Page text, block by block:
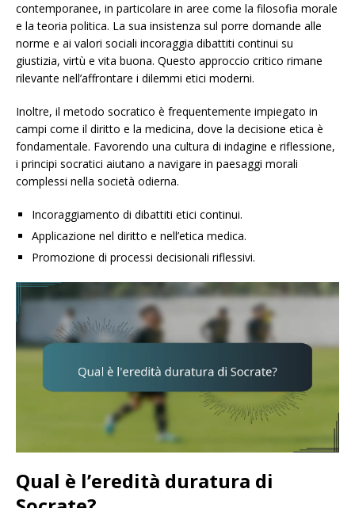
contemporanee, in particolare in aree come la filosofia morale
e la teoria politica. La sua insistenza sul porre domande alle
norme e ai valori sociali incoraggia dibattiti continui su
giustizia, virtù e vita buona. Questo approccio critico rimane
rilevante nell’affrontare i dilemmi etici moderni.
Inoltre, il metodo socratico è frequentemente impiegato in
campi come il diritto e la medicina, dove la decisione etica è
fondamentale. Favorendo una cultura di indagine e riflessione,
i principi socratici aiutano a navigare in paesaggi morali
complessi nella società odierna.
Incoraggiamento di dibattiti etici continui.
Applicazione nel diritto e nell’etica medica.
Promozione di processi decisionali riflessivi.
Qual è l’eredità duratura di